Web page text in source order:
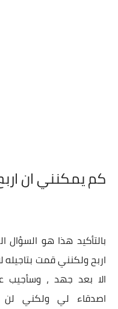
كم يمكنني ان
بالتأكيد هذا هو
اربح ولكنني قمت بتاجيله
الا بعد جهد ، وسأجيب
اصدقاء لي ولكني لن